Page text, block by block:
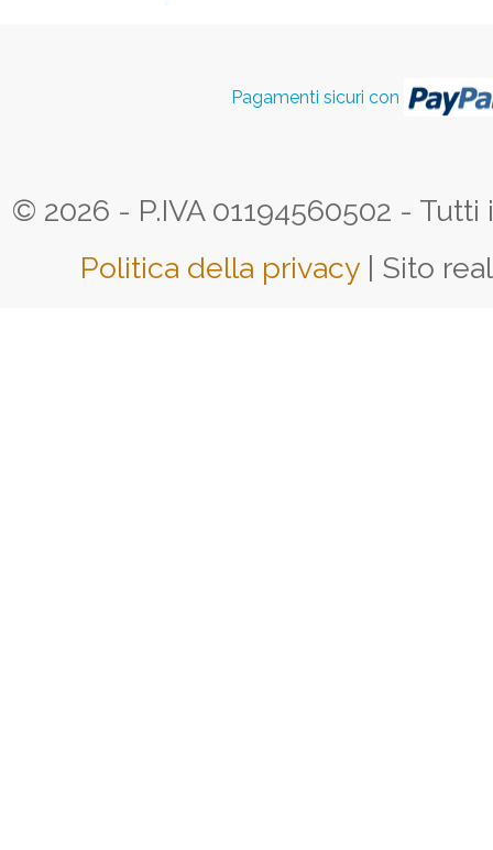
Pagamenti sicuri con
© 2026 - P.IVA 01194560502 -
Politica della privacy | Sito